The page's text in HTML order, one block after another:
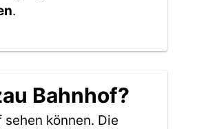
.
Bahnhof?
können. Die